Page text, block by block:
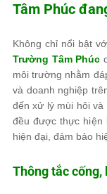
Tâm Phúc
Không chỉ nổi bật
Trường Tâm Phúc
môi trường nhằm
và doanh nghiệp
đến xử lý mùi hôi
đều được thực hiện
hiện đại, đảm bảo
Thông tắc cống,